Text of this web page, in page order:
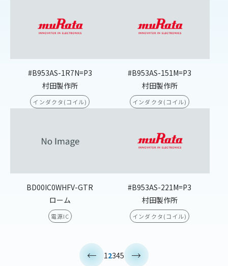
#B953AS-1R7N=P3
村田製作所
インダクタ(コイル)
#B953AS-151M=P3
村田製作所
インダクタ(コイル)
BD00IC0WHFV-GTR
ローム
電源IC
#B953AS-221M=P3
村田製作所
インダクタ(コイル)
12345